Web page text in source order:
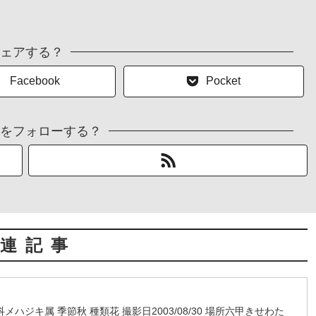
アする？
Facebook Pocket
フォローする？
記事
メハジキ属 季節秋 種類花 撮影日2003/08/30 場所六甲きせわた